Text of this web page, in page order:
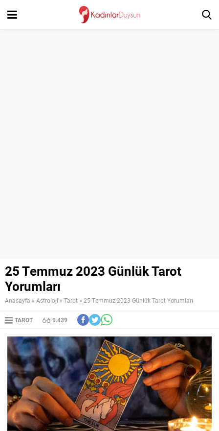
25 Temmuz 2023 Günlük Tarot
Yorumları
Anasayfa » Astroloji » Tarot » 25 Temmuz 2023 Günlük Tarot Yorumları
TAROT 9.439